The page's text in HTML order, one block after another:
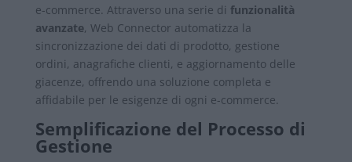
e-commerce. Attraverso una serie di funzionalità
avanzate, Web Connector automatizza la
sincronizzazione dei dati di prodotto, gestione
ordini, anagrafiche clienti, e aggiornamento delle
giacenze, offrendo una soluzione completa e
affidabile per le esigenze di ogni e-commerce.
Semplificazione del Processo di
Gestione